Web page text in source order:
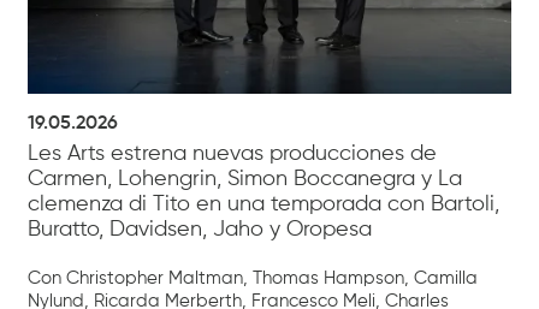
19.05.2026
Les Arts estrena nuevas producciones de
Carmen, Lohengrin, Simon Boccanegra y La
clemenza di Tito en una temporada con Bartoli,
Buratto, Davidsen, Jaho y Oropesa
Con Christopher Maltman, Thomas Hampson, Camilla
Nylund, Ricarda Merberth, Francesco Meli, Charles